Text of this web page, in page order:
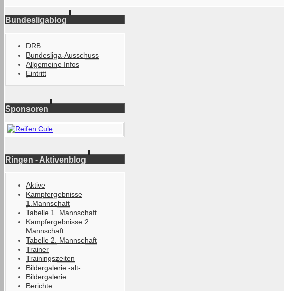
Bundesligablog
DRB
Bundesliga-Ausschuss
Allgemeine Infos
Eintritt
Sponsoren
Ringen - Aktivenblog
Aktive
Kampfergebnisse
1.Mannschaft
Tabelle 1. Mannschaft
Kampfergebnisse 2.
Mannschaft
Tabelle 2. Mannschaft
Trainer
Trainingszeiten
Bildergalerie -alt-
Bildergalerie
Berichte